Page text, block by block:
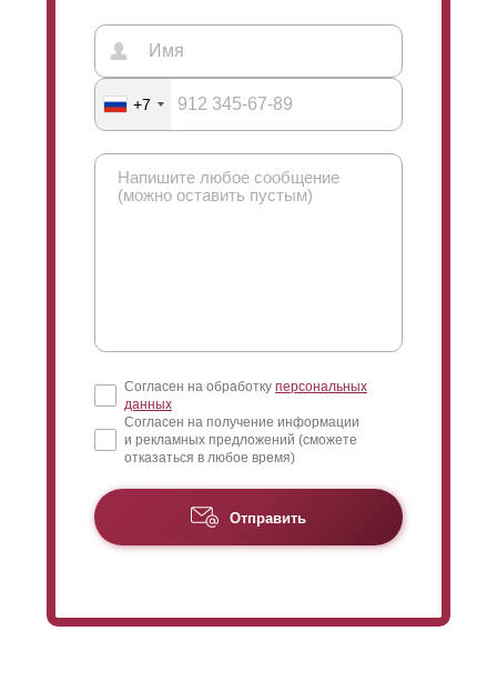
+7
Согласен на обработку персональных
данных
Согласен на получение информации
и рекламных предложений (сможете
отказаться в любое время)
Отправить